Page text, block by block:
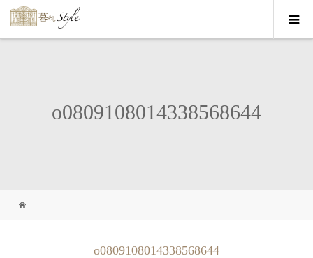
o0809108014338568644
o0809108014338568644